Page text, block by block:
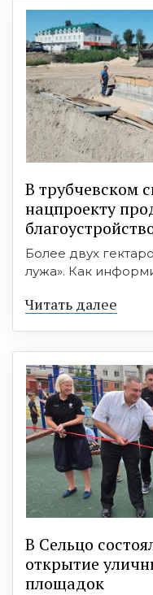
В трубчевском
нацпроекту
Более двух
лужа». Как
Читать далее
В Сельцо
открытие
площадок